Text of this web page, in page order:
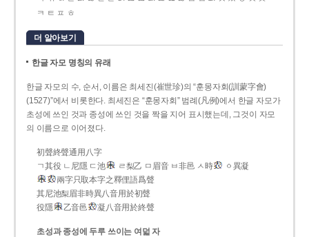
ㅋ ㅌ ㅍ ㅎ
더 알아보기
한글 자모 명칭의 유래
한글 자모의 수, 순서, 이름은 최세진(崔世珍)의 “훈몽자회(訓蒙字會)
(1527)”에서 비롯한다. 최세진은 “훈몽자회” 범례(凡例)에서 한글 자모가
초성에 쓰인 것과 종성에 쓰인 것을 짝을 지어 표시했는데, 그것이 자모
의 이름으로 이어졌다.
初聲終聲通用八字
ㄱ其役 ㄴ尼隱 ㄷ池
ㄹ梨乙 ㅁ眉音 ㅂ非邑 ㅅ時
ㆁ異凝
兩字只取本字之釋俚語爲聲
其尼池梨眉非時異八音用於初聲
役隱
乙音邑 凝八音用於終聲
초성과 종성에 두루 쓰이는 여덟 자